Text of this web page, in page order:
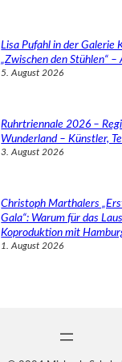
Lisa Pufahl in der Galerie
„Zwischen den Stühlen“
5. August 2026
Ruhrtriennale 2026 –
Wunderland – Künstler,
3. August 2026
Christoph Marthalers
Gala“: Warum für das
Koproduktion mit
1. August 2026